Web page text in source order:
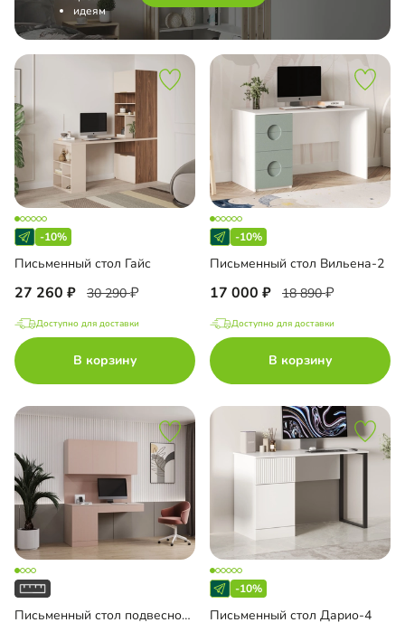
идеям
-10%
Письменный стол Гайс
27 260 30 290
Доступно для доставки
В корзину
-10%
Письменный стол Вильена-2
17 000 18 890
Доступно для доставки
В корзину
Письменный стол подвесной Мобаро-8
-10%
Письменный стол Дарио-4